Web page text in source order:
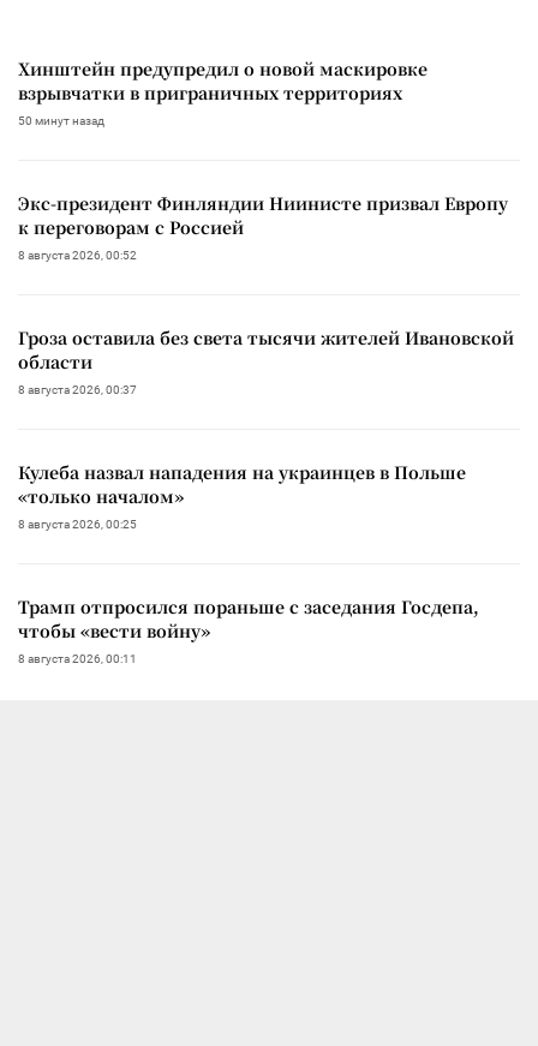
Хинштейн предупредил о новой маскировке
взрывчатки в приграничных территориях
50 минут назад
Экс-президент Финляндии Ниинисте призвал Европу
к переговорам с Россией
8 августа 2026, 00:52
Гроза оставила без света тысячи жителей Ивановской
области
8 августа 2026, 00:37
Кулеба назвал нападения на украинцев в Польше
«только началом»
8 августа 2026, 00:25
Трамп отпросился пораньше с заседания Госдепа,
чтобы «вести войну»
8 августа 2026, 00:11